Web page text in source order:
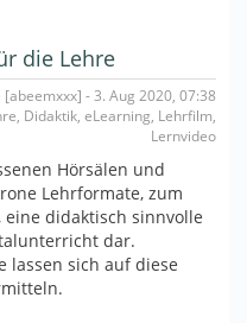
die Lehre
- 3. Aug 2020, 07:38
Didaktik, eLearning, Lehrfilm,
Lernvideo
Hörsälen und
Lehrformate, zum
eine didaktisch sinnvolle
dar.
lassen sich auf diese